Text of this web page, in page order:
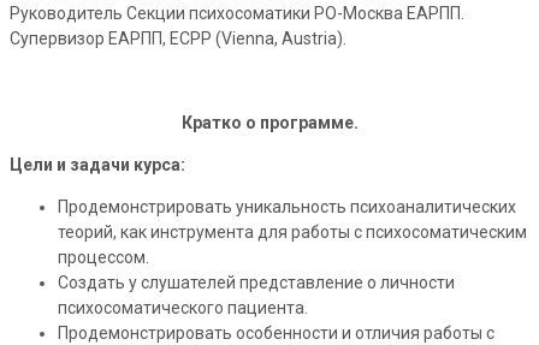
Руководитель Секции психосоматики РО-Москва ЕАРПП.
Супервизор ЕАРПП, ECPP (Vienna, Austria).
Кратко о программе.
Цели и задачи курса:
Продемонстрировать уникальность психоаналитических
теорий, как инструмента для работы с психосоматическим
процессом.
Создать у слушателей представление о личности
психосоматического пациента.
Продемонстрировать особенности и отличия работы с